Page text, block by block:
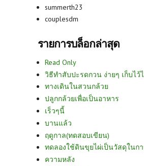
summerth23
couplesdm
รายการบล็อกล่าสุด
Read Only
วิธีทำสับปะรดกวน ง่ายๆ เก็บไว้
ทางเดินในสวนกล้วย
ปลูกกล้วยเพื่อเป็นอาหาร
เร็วๆนี้
บานแล้ว
ฤดูกาล(ทดสอบเขียน)
ทดลองใช้ดินขุยไผ่เป็นวัสดุในก
ความหลัง